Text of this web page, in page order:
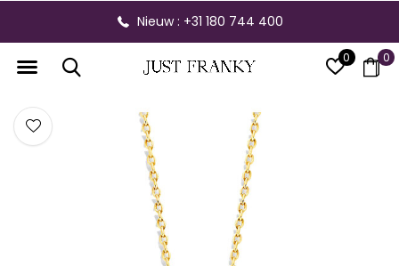
0 0
Nieuw : +31 180 744 400